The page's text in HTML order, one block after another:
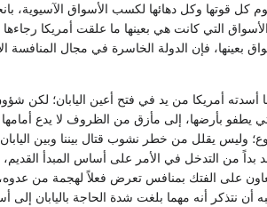
اليوم كل قوتها وكل دهائها لكسب الأسواق
التي كانت هي بعينها ما علقت أمريكا
بعينها، فإن الدولة الخاسرة في مجال المنافسة
أمريكا من يد في فتح أعين اليابان؛ لكن
بأرضها، إلى مأزق من الظروف لا يدع أمامها
وليس يقلل من خطر نشوب قتال بيننا وبين
بداً من التدخل في الأمر على أساس المبدأ القديم،
على الفتك بمنافس تعرض فعلاً لهجمة من
أن نتذكر أنه مهما بلغت شدة الحاجة باليابان